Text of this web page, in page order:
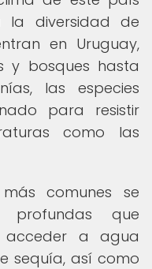
la diversidad de
en Uruguay,
y bosques hasta
las especies
para resistir
como las
comunes se
profundas que
a agua
sequía, así como